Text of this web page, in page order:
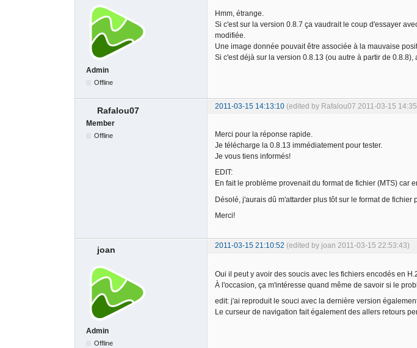
Admin
Offline
Hmm, étrange.
Si c'est sur la version 0.8.7 ça vaudrait le coup d'essayer
modifiée.
Une image donnée pouvait être associée à la mauvaise
Si c'est déjà sur la version 0.8.13 (ou autre à partir de 0.8.8),
Rafalou07 2011-03-15 14:13:10 (edited by Rafalou07 2011-03-15
Member
Offline
Merci pour la réponse rapide.
Je télécharge la 0.8.13 immédiatement pour tester.
Je vous tiens informés!
EDIT:
En fait le problème provenait du format de fichier (MTS) car
Désolé, j'aurais dû m'attarder plus tôt sur le format de fichier
Merci!
joan 2011-03-15 21:10:52 (edited by joan 2011-03-15 22:53:43)
Admin
Offline
Oui il peut y avoir des soucis avec les fichiers encodés en
À l'occasion, ça m'intéresse quand même de savoir si le
edit: j'ai reproduit le souci avec la dernière version
Le curseur de navigation fait également des allers retours